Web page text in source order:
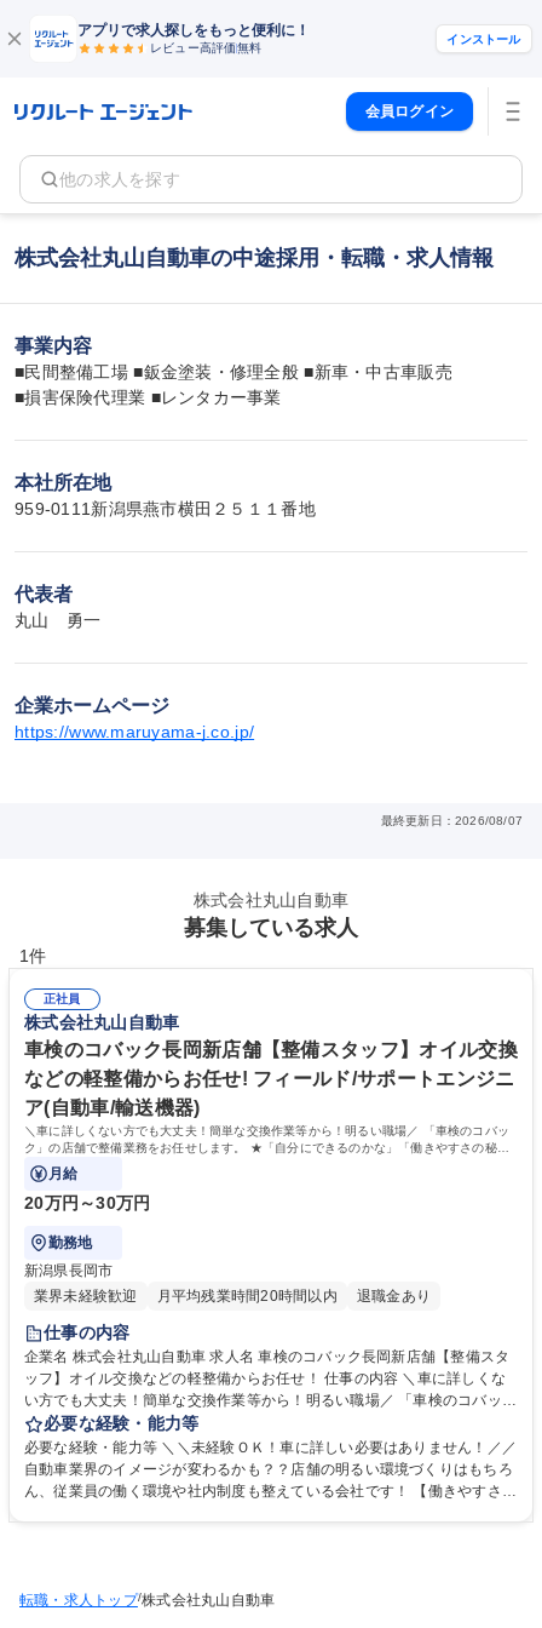
アプリで求人探しをもっと便利に！
レビュー高評価無料
インストール
会員ログイン
他の求人を探す
株式会社丸山自動車の中途採用・転職・求人情報
事業内容
■民間整備工場 ■鈑金塗装・修理全般 ■新車・中古車販売
■損害保険代理業 ■レンタカー事業
本社所在地
959-0111新潟県燕市横田２５１１番地
代表者
丸山　勇一
企業ホームページ
https://www.maruyama-j.co.jp/
最終更新日：2026/08/07
株式会社丸山自動車
募集している求人
1件
正社員
株式会社丸山自動車
車検のコバック長岡新店舗【整備スタッフ】オイル交換
などの軽整備からお任せ! フィールド/サポートエンジニ
ア(自動車/輸送機器)
＼車に詳しくない方でも大丈夫！簡単な交換作業等から！明るい職場／ 「車検のコバッ
ク」の店舗で整備業務をお任せします。 ★「自分にできるのかな」「働きやすさの秘訣
は？」という方は備考欄をチェック！
月給
20万円～30万円
勤務地
新潟県長岡市
業界未経験歓迎
月平均残業時間20時間以内 退職金あり
仕事の内容
企業名 株式会社丸山自動車 求人名 車検のコバック長岡新店舗【整備スタ
ッフ】オイル交換などの軽整備からお任せ！ 仕事の内容 ＼車に詳しくな
い方でも大丈夫！簡単な交換作業等から！明るい職場／ 「車検のコバッ
ク」の店舗で整備業務をお任せします。 ★「自分にできるのかな」「働き
やすさの秘訣は？」という方は備考欄をチェック！ 【未経験でもご安心く
ださい！入社後の流れと安心の理由】 ★まずは整備経験を積むところか
ら！オイル交換などの軽整備からはじめまず。お客様への説明は入社後す
オイル交換などの軽整備からお任せ！
必要な経験・能力等
必要な経験・能力等 ＼＼未経験ＯＫ！車に詳しい必要はありません！／／
自動車業界のイメージが変わるかも？？店舗の明るい環境づくりはもちろ
ん、従業員の働く環境や社内制度も整えている会社です！ 【働きやすさの
員を迎えている成長中の会社です！ 学歴・資格 学歴：大学院 大学 高専 短
転職・求人トップ/株式会社丸山自動車